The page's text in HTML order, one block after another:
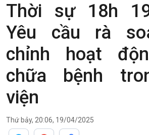
Giới thiệu
Thời sự 18h
Yêu cầu rà
chỉnh hoạt
chữa bệnh
viện
Thứ bảy, 20:06, 19/04/2025